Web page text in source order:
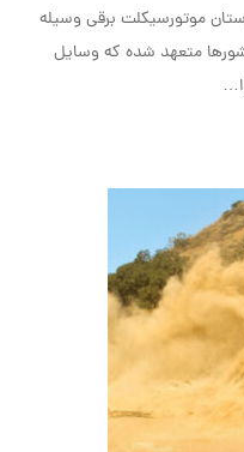
موتورسیکلت‌ برقی وسیله
متعهد شده که وسایل